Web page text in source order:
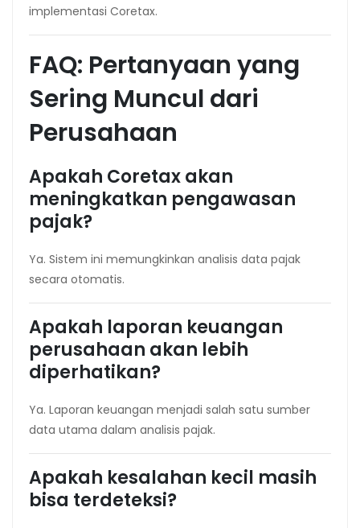
implementasi Coretax.
FAQ: Pertanyaan yang
Sering Muncul dari
Perusahaan
Apakah Coretax akan
meningkatkan pengawasan
pajak?
Ya. Sistem ini memungkinkan analisis data pajak
secara otomatis.
Apakah laporan keuangan
perusahaan akan lebih
diperhatikan?
Ya. Laporan keuangan menjadi salah satu sumber
data utama dalam analisis pajak.
Apakah kesalahan kecil masih
bisa terdeteksi?